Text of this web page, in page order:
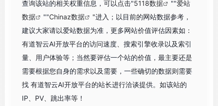
查询该站的相关权重信息，可以点击"5118数据 ""爱站
数据
""Chinaz数据
"进入；以目前的网站数据参考，
建议大家请以爱站数据为准，更多网站价值评估因素如：
有道智云AI开放平台的访问速度、搜索引擎收录以及索引
量、用户体验等；当然要评估一个站的价值，最主要还是
需要根据您自身的需求以及需要，一些确切的数据则需要
找 有道智云AI开放平台的站长进行洽谈提供。如该站的
IP、PV、跳出率等！